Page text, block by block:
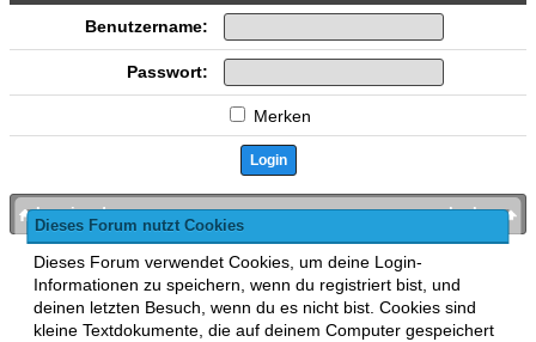
Dieses Forum nutzt Cookies
Dieses Forum verwendet Cookies, um deine Login-
Informationen zu speichern, wenn du registriert bist, und
deinen letzten Besuch, wenn du es nicht bist. Cookies sind
kleine Textdokumente, die auf deinem Computer gespeichert
Benutzername:
Passwort:
Merken
nach oben
bronies.de
MyBB , mobile Fassung: MyBB GoMobile
Zur Desktop-Version wechseln
This forum usesLukasz TkaczMyBB addons.